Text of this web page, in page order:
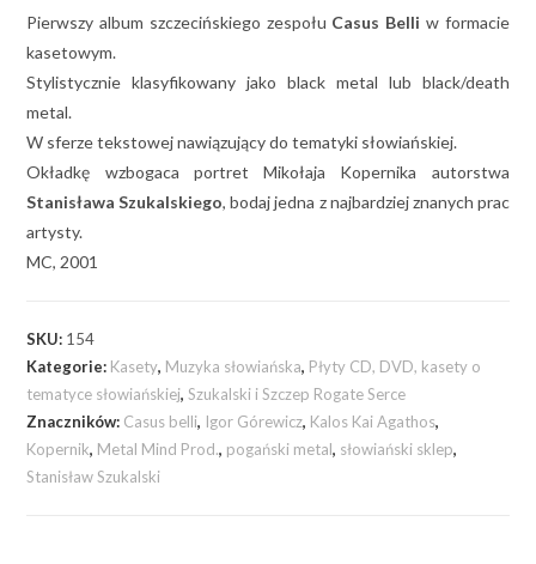
Pierwszy album szczecińskiego zespołu Casus Belli w formacie
kasetowym.
Stylistycznie klasyfikowany jako black metal lub black/death
metal.
W sferze tekstowej nawiązujący do tematyki słowiańskiej.
Okładkę wzbogaca portret Mikołaja Kopernika autorstwa
Stanisława Szukalskiego, bodaj jedna z najbardziej znanych prac
artysty.
MC, 2001
SKU: 154
Kategorie: Kasety, Muzyka słowiańska, Płyty CD, DVD, kasety o
tematyce słowiańskiej,Szukalski i Szczep Rogate Serce
Znaczników: Casus belli, Igor Górewicz, Kalos Kai Agathos,
Kopernik, Metal Mind Prod., pogański metal, słowiański sklep,
Stanisław Szukalski